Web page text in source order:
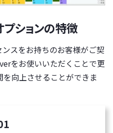
プションの特徴
スをお持ちのお客様がご契
をお使いいただくことで更
向上させることができま